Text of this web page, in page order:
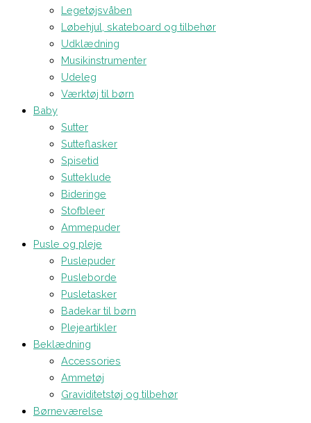
Legetøjsvåben
Løbehjul, skateboard og tilbehør
Udklædning
Musikinstrumenter
Udeleg
Værktøj til børn
Baby
Sutter
Sutteflasker
Spisetid
Sutteklude
Bideringe
Stofbleer
Ammepuder
Pusle og pleje
Puslepuder
Pusleborde
Pusletasker
Badekar til børn
Plejeartikler
Beklædning
Accessories
Ammetøj
Graviditetstøj og tilbehør
Børneværelse